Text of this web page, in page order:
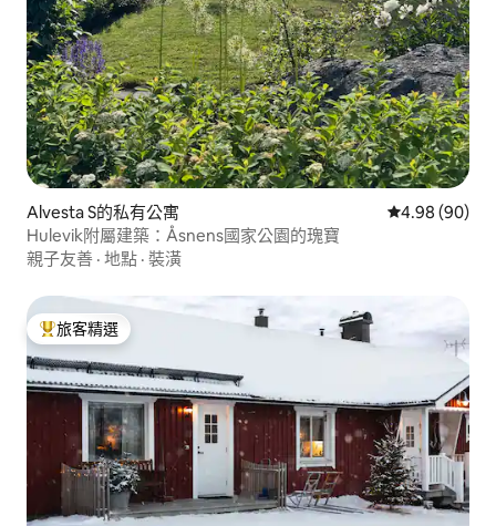
Alvesta S的私有公寓 從 90 則評價
4.98 (90)
Hulevik附屬建築：Åsnens國家公園的瑰寶
親子友善 · 地點 · 裝潢
旅客精選榜首
旅客精選